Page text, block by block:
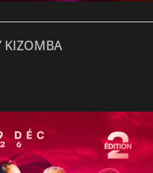
KIZOMBA